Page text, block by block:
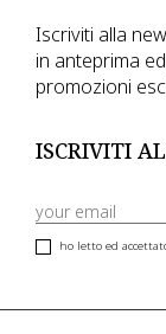
Iscriviti alla
in anteprima
promozioni
ISCRIVITI
ho letto ed